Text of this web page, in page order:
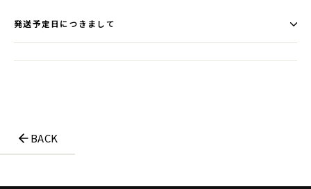
発送予定日につきまして
BACK